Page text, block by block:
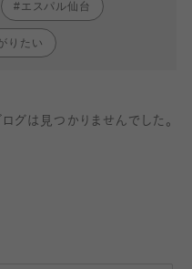
エスパル仙台
りたい
グは見つかりませんでした。